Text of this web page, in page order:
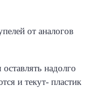
от аналогов
надолго
и текут- пластик